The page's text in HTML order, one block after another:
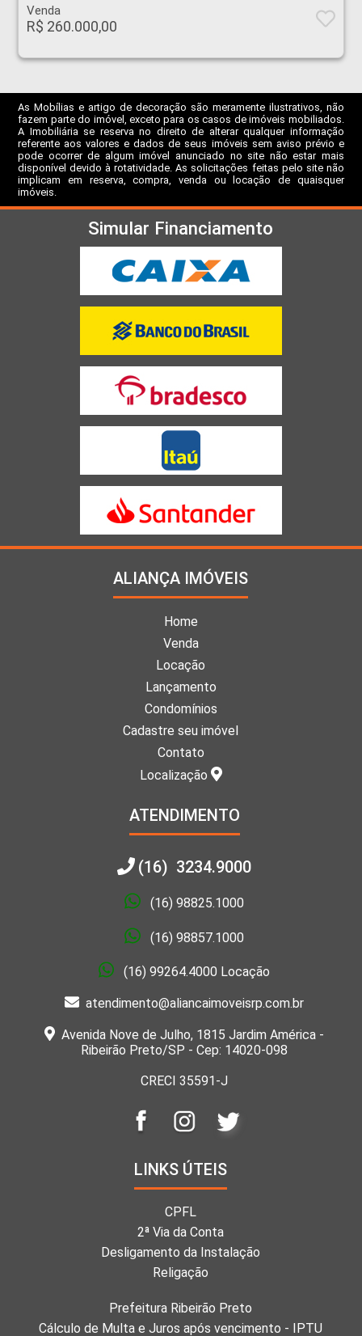
Venda
R$ 260.000,00
As Mobílias e artigo de decoração são meramente ilustrativos, não
fazem parte do imóvel, exceto para os casos de imóveis mobiliados.
A Imobiliária se reserva no direito de alterar qualquer informação
referente aos valores e dados de seus imóveis sem aviso prévio e
pode ocorrer de algum imóvel anunciado no site não estar mais
disponível devido à rotatividade. As solicitações feitas pelo site não
implicam em reserva, compra, venda ou locação de quaisquer
imóveis.
Simular Financiamento
ALIANÇA IMÓVEIS
Home
Venda
Locação
Lançamento
Condomínios
Cadastre seu imóvel
Contato
Localização
ATENDIMENTO
(16) 3234.9000
(16) 98825.1000
(16) 98857.1000
(16) 99264.4000 Locação
atendimento@aliancaimoveisrp.com.br
Avenida Nove de Julho, 1815 Jardim América -
Ribeirão Preto/SP - Cep: 14020-098
CRECI 35591-J
LINKS ÚTEIS
CPFL
2ª Via da Conta
Desligamento da Instalação
Religação
Prefeitura Ribeirão Preto
Cálculo de Multa e Juros após vencimento - IPTU